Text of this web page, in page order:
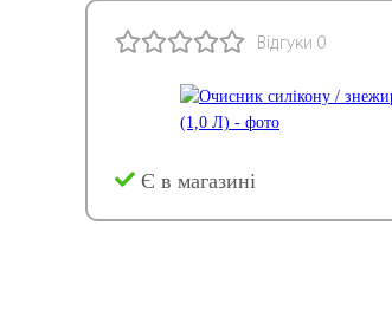
Відгуки 0
Є в магазині